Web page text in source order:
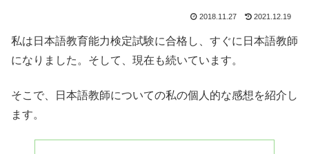
2018.11.27 2021.12.19
私は日本語教育能力検定試験に合格し、すぐに日本語教師
になりました。そして、現在も続いています。
そこで、日本語教師についての私の個人的な感想を紹介し
ます。